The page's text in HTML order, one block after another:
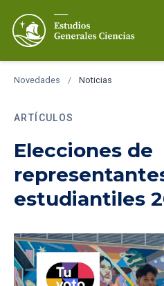
Novedades / Noticias
ARTÍCULOS
Elecciones de
estudiantiles